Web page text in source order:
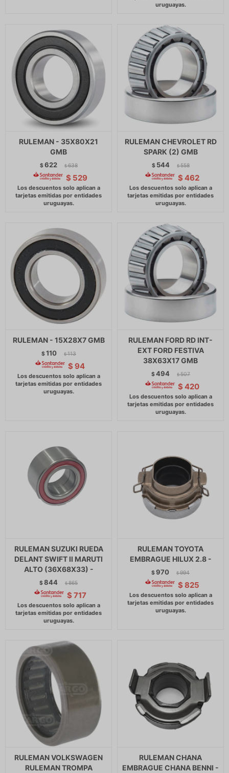
RULEMAN - 35X80X21
GMB
$622 $ 638
$ 529
RULEMAN CHEVROLET RD
SPARK (2) GMB
$ 544 $ 558
$ 462
RULEMAN - 15X28X7 GMB
$110 $ 113
$ 94
RULEMAN FORD RD INT-
EXT FORD FESTIVA
38X63X17 GMB
$494 $ 507
$ 420
RULEMAN SUZUKI RUEDA
DELANT SWIFT II MARUTI
ALTO (36X68X33) -
$844 $ 865
$ 717
RULEMAN TOYOTA
EMBRAGUE HILUX 2.8 -
$970 $ 994
$ 825
RULEMAN VOLKSWAGEN
RULEMAN TROMPA
RULEMAN CHANA
EMBRAGUE CHANA BENNI -